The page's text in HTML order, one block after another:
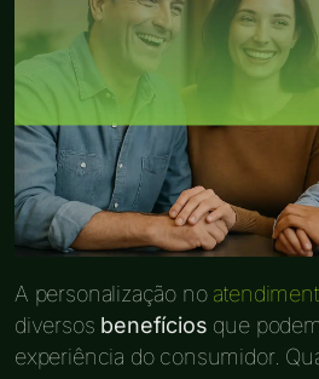
A personalização no
diversos benefícios que
experiência do consumidor.